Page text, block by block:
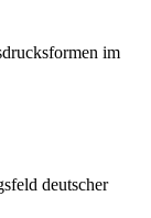
im
deutscher